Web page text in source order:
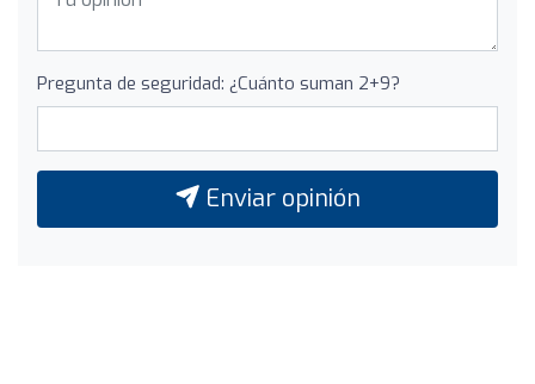
Pregunta de seguridad: ¿Cuánto suman 2+9?
Enviar opinión